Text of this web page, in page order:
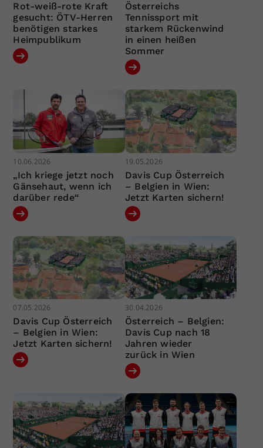
Rot-weiß-rote Kraft
gesucht: ÖTV-Herren
benötigen starkes
Heimpublikum
Österreichs
Tennissport mit
starkem Rückenwind
in einen heißen
Sommer
10.06.2026
„Ich kriege jetzt noch
Gänsehaut, wenn ich
darüber rede“
19.05.2026
Davis Cup Österreich
– Belgien in Wien:
Jetzt Karten sichern!
07.05.2026
Davis Cup Österreich
– Belgien in Wien:
Jetzt Karten sichern!
30.04.2026
Österreich – Belgien:
Davis Cup nach 18
Jahren wieder
zurück in Wien